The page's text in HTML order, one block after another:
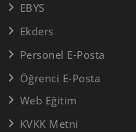
EBYS
Ekders
Personel E-Posta
Öğrenci E-Posta
Web Eğitim
KVKK Metni